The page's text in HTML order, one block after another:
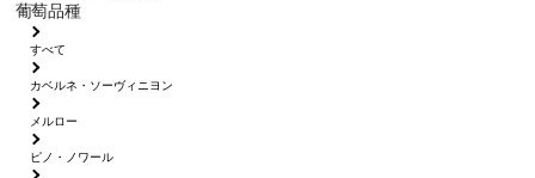
葡萄品種
すべて
カベルネ・ソーヴィニヨン
メルロー
ピノ・ノワール